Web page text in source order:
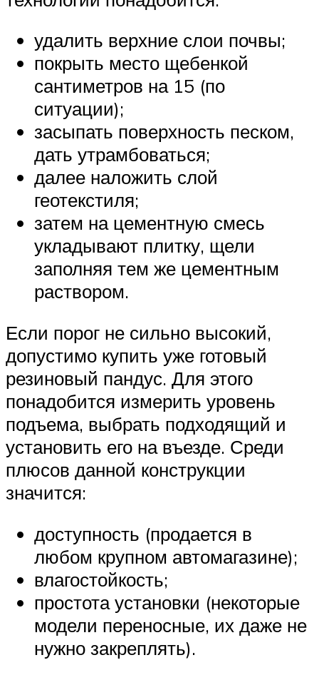
удалить верхние слои почвы;
покрыть место щебенкой
сантиметров на 15 (по
ситуации);
засыпать поверхность песком,
дать утрамбоваться;
далее наложить слой
геотекстиля;
затем на цементную смесь
укладывают плитку, щели
заполняя тем же цементным
раствором.
Если порог не сильно высокий,
допустимо купить уже готовый
резиновый пандус. Для этого
понадобится измерить уровень
подъема, выбрать подходящий и
установить его на въезде. Среди
плюсов данной конструкции
значится:
доступность (продается в
любом крупном автомагазине);
влагостойкость;
простота установки (некоторые
модели переносные, их даже не
нужно закреплять).